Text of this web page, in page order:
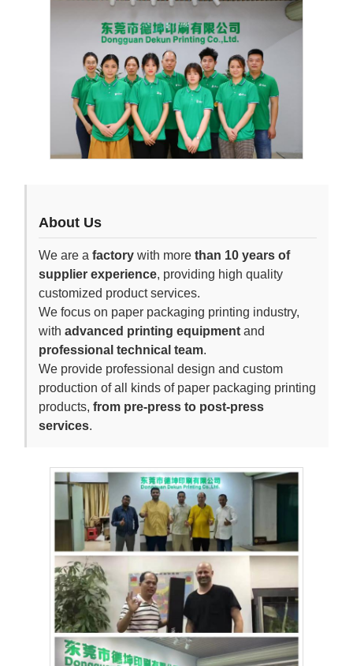
About Us
We are a factory with more than 10 years of
supplier experience, providing high quality
customized product services.
We focus on paper packaging printing industry,
with advanced printing equipment and
professional technical team.
We provide professional design and custom
production of all kinds of paper packaging printing
products, from pre-press to post-press
services.